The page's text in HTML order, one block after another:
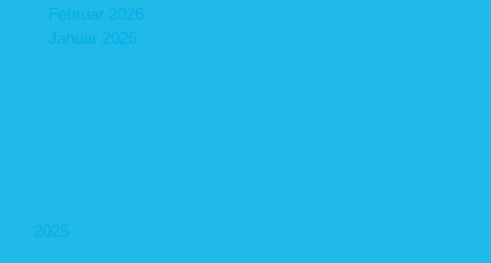
Februar 2026
Januar 2026
2025